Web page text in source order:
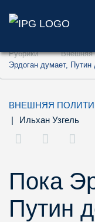
Перейти к
Перейти к
Рубрики Внешняя
Эрдоган думает, Путин
ВНЕШНЯЯ
|
Ильхан Узгель
Пока
Путин